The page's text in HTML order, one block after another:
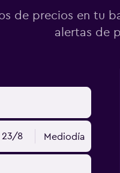
de precios en tu
alertas de
23/8 Mediodía